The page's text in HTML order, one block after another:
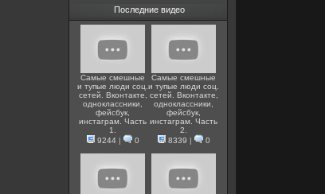
Последние видео
Самые смешные
и тупые люди соц.
сетей. Вконтакте,
одноклассники,
фейсбук,
инстаграм. Часть
1.
9244| 0
Самые смешные
и тупые люди соц.
сетей. Вконтакте,
одноклассники,
фейсбук,
инстаграм. Часть
2.
8339 | 0